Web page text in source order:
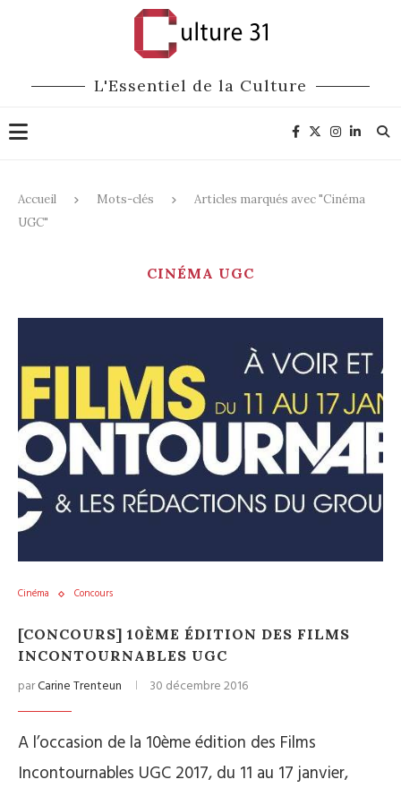
L'Essentiel de la Culture
Accueil Mots-clés
Articles marqués avec "Cinéma
UGC"
CINÉMA UGC
Cinéma Concours
[CONCOURS] 10ÈME ÉDITION DES FILMS
INCONTOURNABLES UGC
parCarine Trenteun 30 décembre 2016
A l’occasion de la 10ème édition des Films
Incontournables UGC 2017, du 11 au 17 janvier,